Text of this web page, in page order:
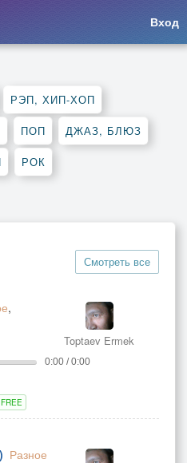
Вход
РЭП, ХИП-ХОП
ПОП ДЖАЗ, БЛЮЗ
РОК
Смотреть все
,
Toptaev Ermek
0:00 / 0:00
FREE
Разное